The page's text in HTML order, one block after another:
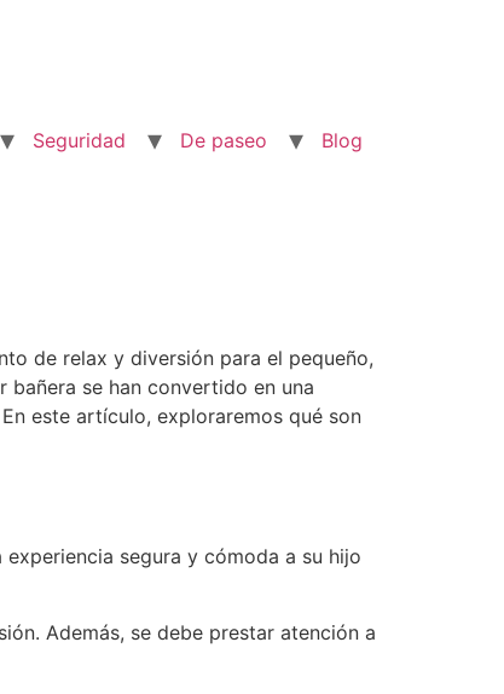
Seguridad De paseo Blog
de relax y diversión para el pequeño,
bañera se han convertido en una
este artículo, exploraremos qué son
segura y cómoda a su hijo
Además, se debe prestar atención a